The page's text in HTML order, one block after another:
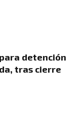
detención
tras cierre